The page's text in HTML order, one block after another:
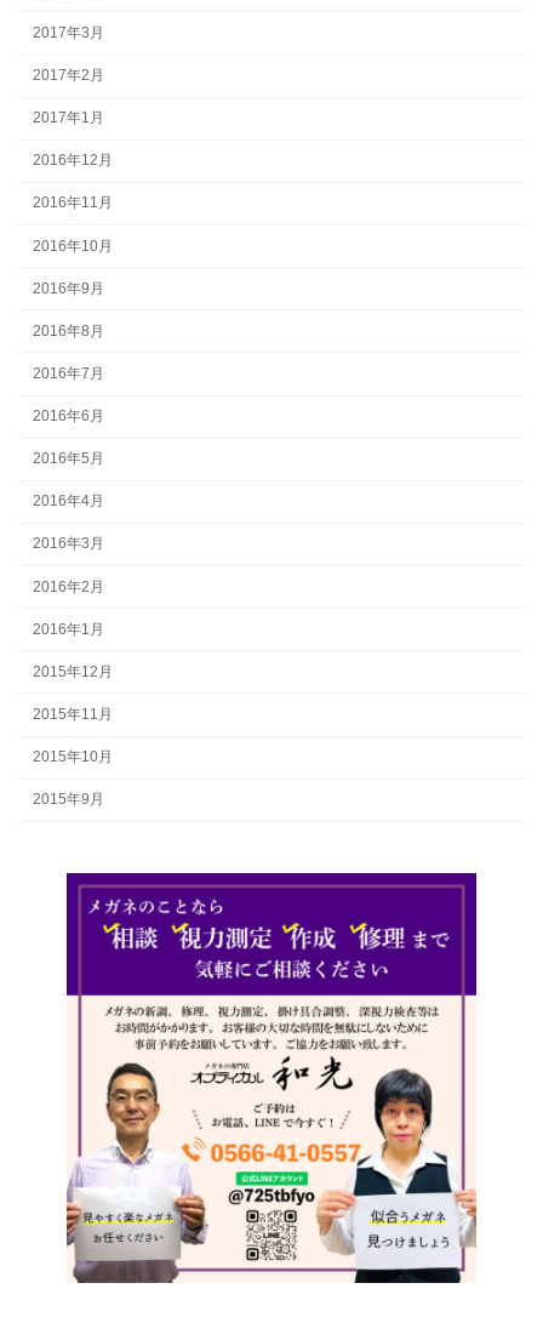
2017年3月
2017年2月
2017年1月
2016年12月
2016年11月
2016年10月
2016年9月
2016年8月
2016年7月
2016年6月
2016年5月
2016年4月
2016年3月
2016年2月
2016年1月
2015年12月
2015年11月
2015年10月
2015年9月